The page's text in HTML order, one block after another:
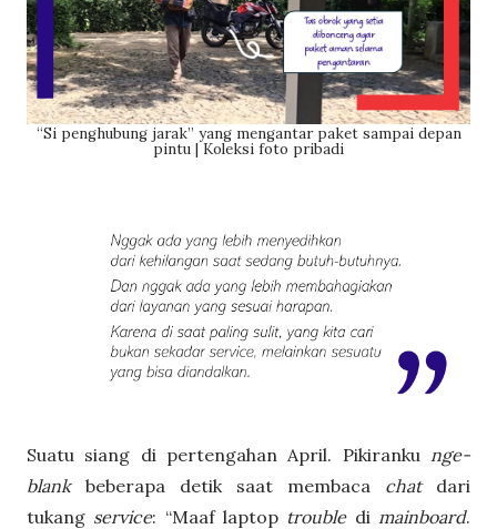
“Si penghubung jarak” yang mengantar paket sampai depan
pintu | Koleksi foto pribadi
Suatu siang di pertengahan April. Pikiranku nge-
blankbeberapa detik saat membaca chat dari
tukang service: “Maaf laptop troubledi mainboard.